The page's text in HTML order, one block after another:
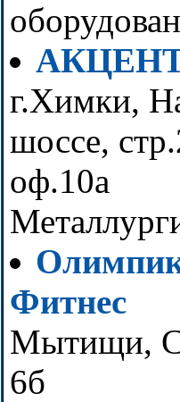
г.Химки,
шоссе,
оф.10а
Фитнес
Мытищи,
6б